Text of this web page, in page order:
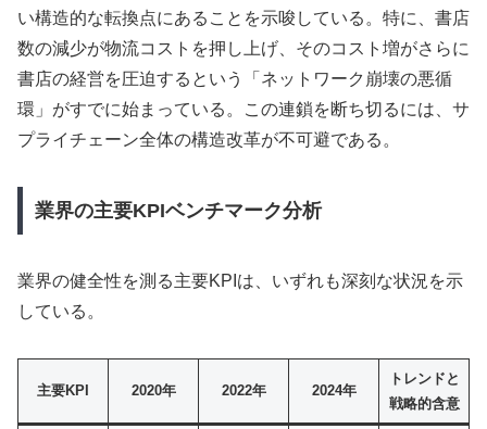
い構造的な転換点にあることを示唆している。特に、書店
数の減少が物流コストを押し上げ、そのコスト増がさらに
書店の経営を圧迫するという「ネットワーク崩壊の悪循
環」がすでに始まっている。この連鎖を断ち切るには、サ
プライチェーン全体の構造改革が不可避である。
業界の主要KPIベンチマーク分析
業界の健全性を測る主要KPIは、いずれも深刻な状況を示
している。
主要KPI 2020年 2022年 2024年
トレンドと
戦略的含意